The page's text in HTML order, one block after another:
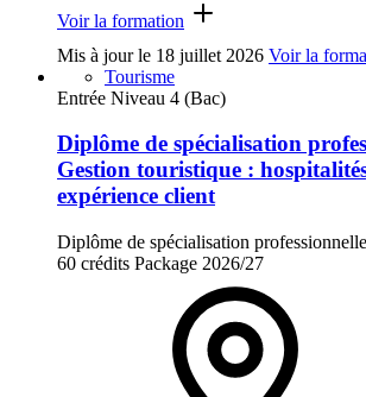
Voir la formation
Mis à jour le 18 juillet 2026 Voir la
Tourisme
Entrée Niveau 4 (Bac)
Diplôme de spécialisation
Gestion touristique :
expérience client
Diplôme de spécialisation
60 crédits Package 2026/27